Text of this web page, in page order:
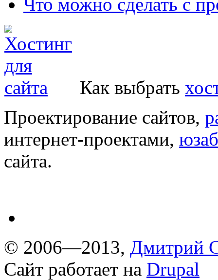
Как выбрать
Проектирование сайтов,
интернет-проектами,
сайта.
© 2006—2013, Дмитрий
Сайт работает на Drupal